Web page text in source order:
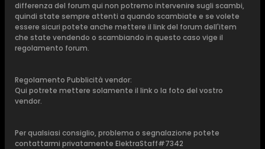
differenza del forum qui non potremo intervenire sugli scambi,
quindi state sempre attenti a quando scambiate e se volete
essere sicuri potete anche mettere il link del forum dell'item
che state vendendo o scambiando in questo caso vige il
regolamento forum.
Regolamento Pubblicità vendor:
Qui potrete mettere solamente il link o la foto del vostro
vendor.
Per qualsiasi consiglio, problema o segnalazione potete
contattarmi privatamente ElektraStaff#7342